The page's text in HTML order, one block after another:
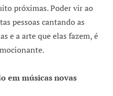
próximas. Poder vir ao
pessoas cantando as
e a arte que elas fazem, é
em músicas novas